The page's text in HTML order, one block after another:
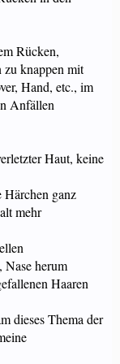
Rücken,
zu knappen mit
Hand, etc., im
Anfällen
Haut, keine
Härchen ganz
mehr
Nase herum
Haaren
dieses Thema der